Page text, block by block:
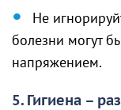
Не
болезни могут
напряжением.
5. Гигиена –